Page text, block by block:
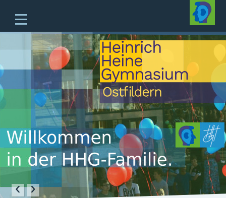
Unsere Schule
Unterricht & Angebote
Zukünftige Fünftklässler
offene Ganztagesschule
Beratung
Schulleben
Service
‹ ›